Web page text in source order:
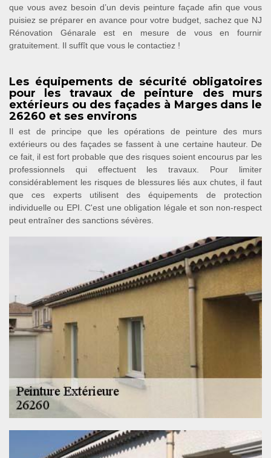
que vous avez besoin d’un devis peinture façade afin que vous
puisiez se préparer en avance pour votre budget, sachez que NJ
Rénovation Génarale est en mesure de vous en fournir
gratuitement. Il suffît que vous le contactiez !
Les équipements de sécurité obligatoires
pour les travaux de peinture des murs
extérieurs ou des façades à Marges dans le
26260 et ses environs
Il est de principe que les opérations de peinture des murs
extérieurs ou des façades se fassent à une certaine hauteur. De
ce fait, il est fort probable que des risques soient encourus par les
professionnels qui effectuent les travaux. Pour limiter
considérablement les risques de blessures liés aux chutes, il faut
que ces experts utilisent des équipements de protection
individuelle ou EPI. C'est une obligation légale et son non-respect
peut entraîner des sanctions sévères.